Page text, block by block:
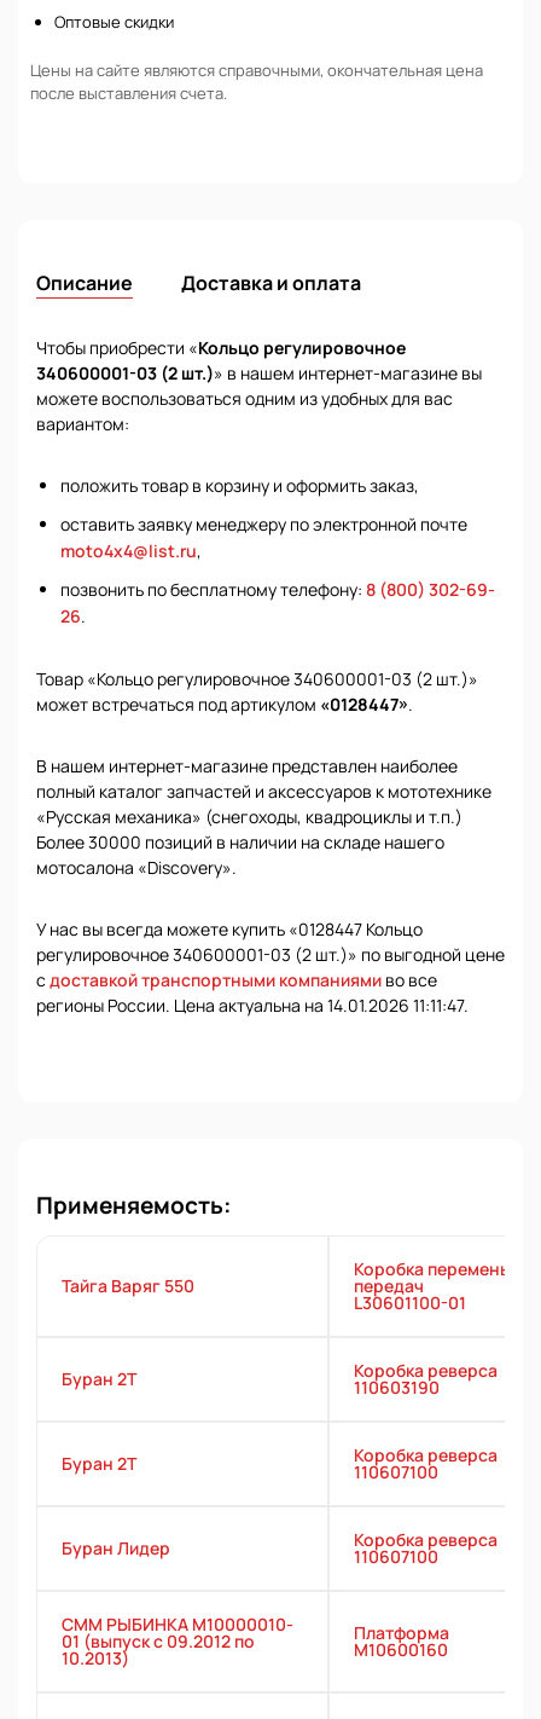
Оптовые скидки
Цены на сайте являются справочными, окончательная цена
после выставления счета.
Описание Доставка и оплата
Чтобы приобрести «Кольцо регулировочное
340600001-03 (2 шт.)» в нашем интернет-магазине вы
можете воспользоваться одним из удобных для вас
вариантом:
положить товар в корзину и оформить заказ,
оставить заявку менеджеру по электронной почте
moto4x4@list.ru,
позвонить по бесплатному телефону: 8 (800) 302-69-
26.
Товар «Кольцо регулировочное 340600001-03 (2 шт.)»
может встречаться под артикулом «0128447».
В нашем интернет-магазине представлен наиболее
полный каталог запчастей и аксессуаров к мототехнике
«Русская механика» (снегоходы, квадроциклы и т.п.)
Более 30000 позиций в наличии на складе нашего
мотосалона «Discovery».
У нас вы всегда можете купить «0128447 Кольцо
регулировочное 340600001-03 (2 шт.)» по выгодной цене
с доставкой транспортными компаниями во все
регионы России. Цена актуальна на 14.01.2026 11:11:47.
Применяемость:
Тайга Варяг 550
Коробка перемены
передач
L30601100-01
Буран 2Т Коробка реверса
110603190
Буран 2Т Коробка реверса
110607100
Буран Лидер Коробка реверса
110607100
СММ РЫБИНКА M10000010-
01 (выпуск с 09.2012 по
10.2013)
Платформа
M10600160